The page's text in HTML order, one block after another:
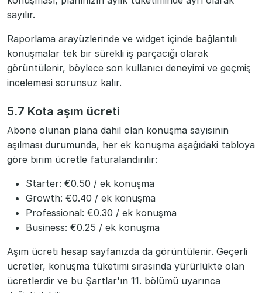
sayılır.
Raporlama arayüzlerinde ve widget içinde bağlantılı
konuşmalar tek bir sürekli iş parçacığı olarak
görüntülenir, böylece son kullanıcı deneyimi ve geçmiş
incelemesi sorunsuz kalır.
5.7 Kota aşım ücreti
Abone olunan plana dahil olan konuşma sayısının
aşılması durumunda, her ek konuşma aşağıdaki tabloya
göre birim ücretle faturalandırılır:
Starter: €0.50 / ek konuşma
Growth: €0.40 / ek konuşma
Professional: €0.30 / ek konuşma
Business: €0.25 / ek konuşma
Aşım ücreti hesap sayfanızda da görüntülenir. Geçerli
ücretler, konuşma tüketimi sırasında yürürlükte olan
ücretlerdir ve bu Şartlar'ın 11. bölümü uyarınca